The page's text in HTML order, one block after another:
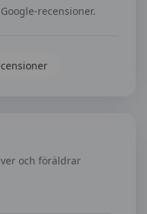
recensioner.
och föräldrar